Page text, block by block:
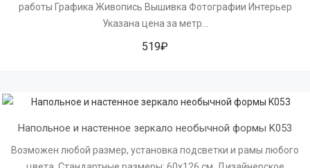
работы Графика Живопись Вышивка Фотографии Интерьер
Указана цена за метр...
519₽
Напольное и настенное зеркало необычной формы K053
Возможен любой размер, установка подсветки и рамы любого